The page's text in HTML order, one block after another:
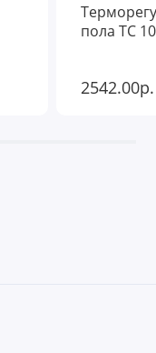
пола ТС
2542.00р.